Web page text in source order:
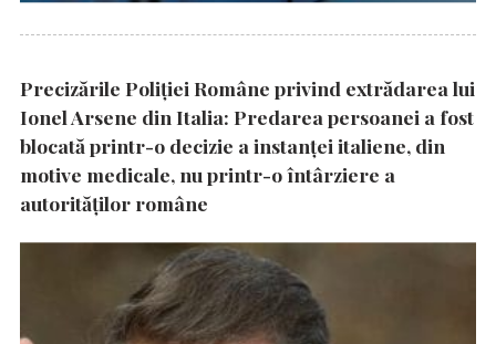
Precizările Poliţiei Române privind extrădarea lui
Ionel Arsene din Italia: Predarea persoanei a fost
blocată printr-o decizie a instanţei italiene, din
motive medicale, nu printr-o întârziere a
autorităţilor române